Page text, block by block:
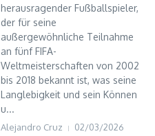
herausragender Fußballspieler,
der für seine
außergewöhnliche Teilnahme
an fünf FIFA-
Weltmeisterschaften von 2002
bis 2018 bekannt ist, was seine
Langlebigkeit und sein Können
u...
Alejandro Cruz 02/03/2026